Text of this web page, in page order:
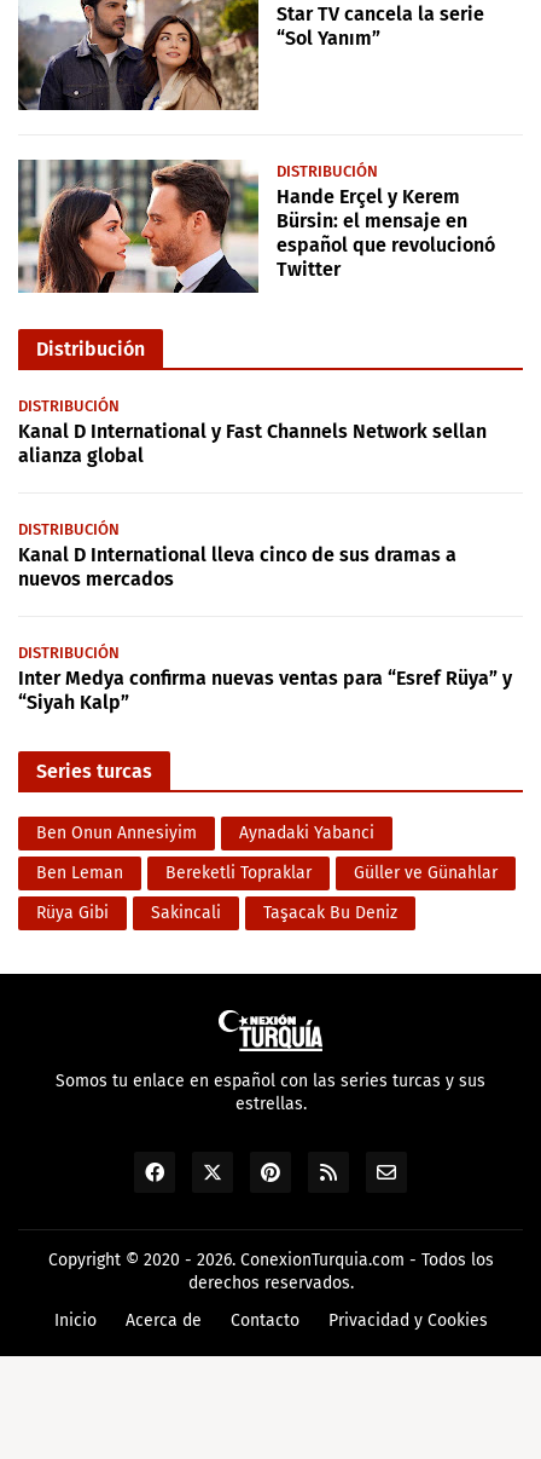
Star TV cancela la serie
“Sol Yanım”
DISTRIBUCIÓN
Hande Erçel y Kerem
Bürsin: el mensaje en
español que revolucionó
Twitter
Distribución
DISTRIBUCIÓN
Kanal D International y Fast Channels Network sellan
alianza global
DISTRIBUCIÓN
Kanal D International lleva cinco de sus dramas a
nuevos mercados
DISTRIBUCIÓN
Inter Medya confirma nuevas ventas para “Esref Rüya” y
“Siyah Kalp”
Series turcas
Ben Onun Annesiyim
Aynadaki Yabanci
Ben Leman
Bereketli Topraklar
Güller ve Günahlar
Rüya Gibi
Sakincali Taşacak Bu Deniz
Somos tu enlace en español con las series turcas y sus
estrellas.
Copyright © 2020 - 2026. ConexionTurquia.com - Todos los
derechos reservados.
Inicio
Acerca de Contacto Privacidad y Cookies